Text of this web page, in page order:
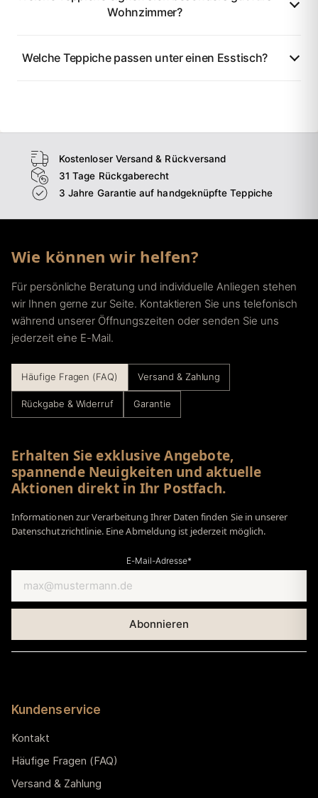
Wohnzimmer?
Welche Teppiche passen unter einen Esstisch?
Kostenloser Versand & Rückversand
31 Tage Rückgaberecht
3 Jahre Garantie auf handgeknüpfte Teppiche
Wie können wir helfen?
Für persönliche Beratung und individuelle Anliegen stehen
wir Ihnen gerne zur Seite. Kontaktieren Sie uns telefonisch
während unserer Öffnungszeiten oder senden Sie uns
jederzeit eine E-Mail.
Häufige Fragen (FAQ) Versand & Zahlung
Rückgabe & Widerruf Garantie
Erhalten Sie exklusive Angebote,
spannende Neuigkeiten und aktuelle
Aktionen direkt in Ihr Postfach.
Informationen zur Verarbeitung Ihrer Daten finden Sie in unserer
Datenschutzrichtlinie. Eine Abmeldung ist jederzeit möglich.
E-Mail-Adresse*
Kundenservice
Kontakt
Häufige Fragen (FAQ)
Versand & Zahlung